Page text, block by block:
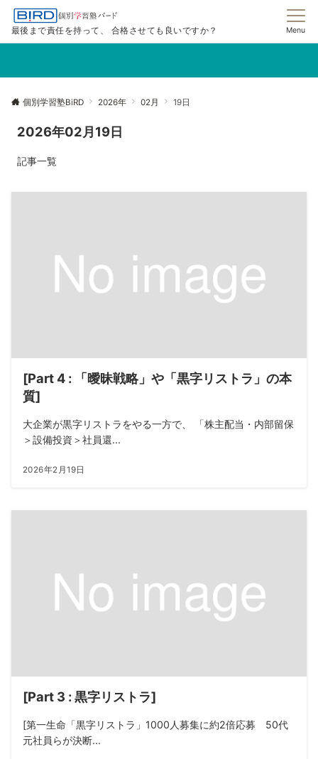
最後まで責任を持って、 合格させても良いですか？ Menu
個別学習塾BiRD 2026年 02月 19日
2026年02月19日
記事一覧
[Part 4 : 「曖昧戦略」や「黒字リストラ」の本
質]
大企業が黒字リストラをやる一方で、 「株主配当・内部留保
＞設備投資＞社員還...
2026年2月19日
[Part 3 : 黒字リストラ]
[第一生命「黒字リストラ」1000人募集に約2倍応募 50代
元社員らが決断...